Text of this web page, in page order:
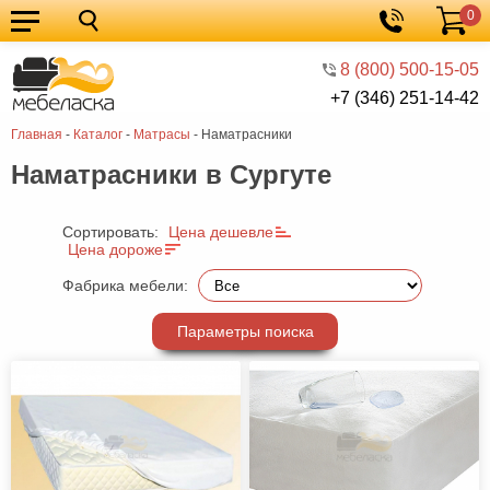
8 (800) 500-15-05
+7 (346) 251-14-42
Корзина
0
Главная - Каталог - Матрасы - Наматрасники
Кухонные
гарнитуры
Мебель
для
кухни
Мебель
для
спальни
Кровати
Шкафы
Детская
гостиную
для
прихожей
Столы
Комоды
Наматрасники в Сургуте
Сортировать:
Цена дешевле
Цена дороже
Фабрика мебели:
Параметры поиска